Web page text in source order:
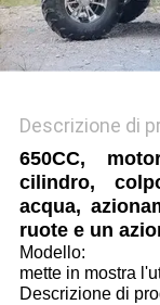
Descrizione di
650CC,
cilindro,
acqua,
ruote e un
Modello:
mette in mostra
Descrizione di